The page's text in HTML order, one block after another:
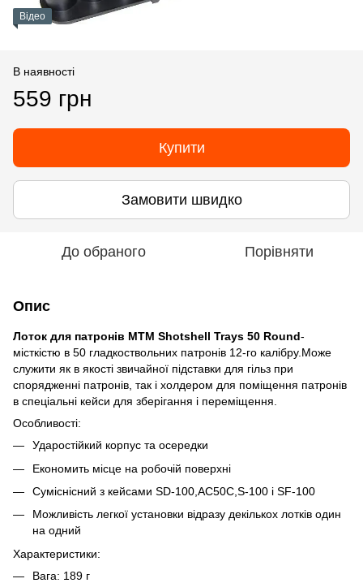
Відео
В наявності
559 грн
Купити
Замовити швидко
До обраного Порівняти
Опис
Лоток для патронів MTM Shotshell Trays 50 Round-
місткістю в 50 гладкоствольних патронів 12-го калібру.Може
служити як в якості звичайної підставки для гільз при
спорядженні патронів, так і холдером для поміщення патронів
в спеціальні кейси для зберігання і переміщення.
Особливості:
Ударостійкий корпус та осередки
Економить місце на робочій поверхні
Суміснісний з кейсами SD-100,AC50C,S-100 і SF-100
Можливість легкої установки відразу декількох лотків один
на одний
Характеристики:
Вага: 189 г